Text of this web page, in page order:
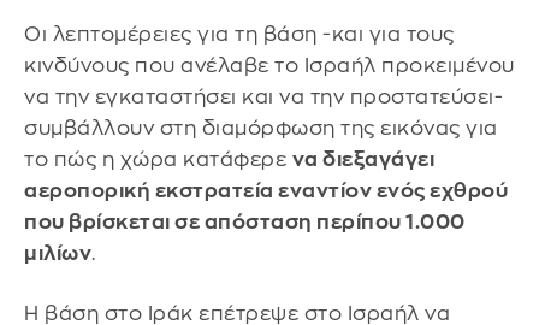
Οι λεπτομέρειες για τη βάση -και για τους
κινδύνους που ανέλαβε το Ισραήλ προκειμένου
να την εγκαταστήσει και να την προστατεύσει-
συμβάλλουν στη διαμόρφωση της εικόνας για
το πώς η χώρα κατάφερε να διεξαγάγει
αεροπορική εκστρατεία εναντίον ενός εχθρού
που βρίσκεται σε απόσταση περίπου 1.000
μιλίων.
Η βάση στο Ιράκ επέτρεψε στο Ισραήλ να